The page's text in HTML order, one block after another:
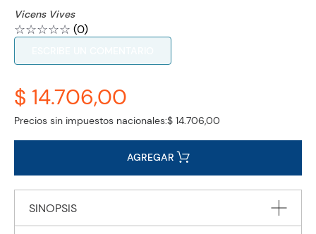
Vicens Vives
☆☆☆☆☆ (0)
$ 14.706,00
Precios sin impuestos nacionales:$ 14.706,00
AGREGAR
SINOPSIS